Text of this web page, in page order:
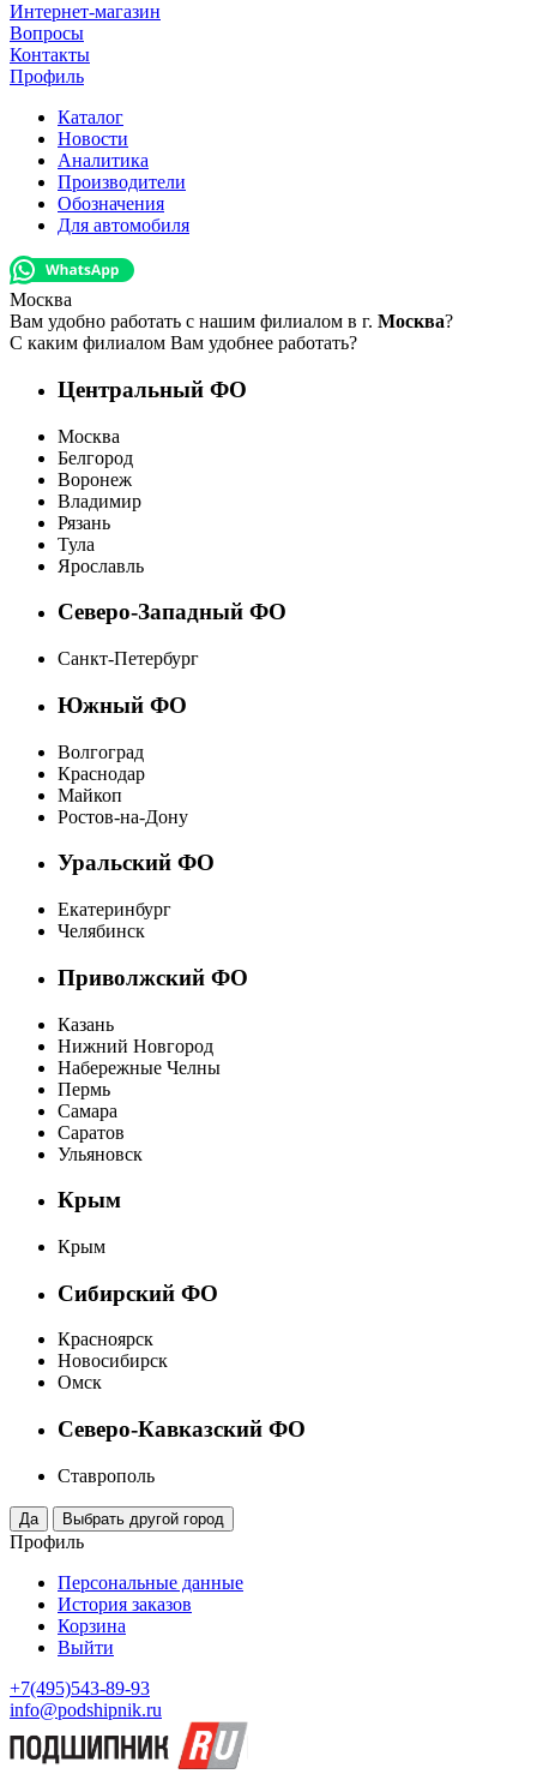
Интернет-магазин
Вопросы
Контакты
Профиль
Каталог
Новости
Аналитика
Производители
Обозначения
Для автомобиля
Москва
Вам удобно работать с нашим филиалом в г. Москва?
С каким филиалом Вам удобнее работать?
Центральный ФО
Москва
Белгород
Воронеж
Владимир
Рязань
Тула
Ярославль
Северо-Западный ФО
Санкт-Петербург
Южный ФО
Волгоград
Краснодар
Майкоп
Ростов-на-Дону
Уральский ФО
Екатеринбург
Челябинск
Приволжский ФО
Казань
Нижний Новгород
Набережные Челны
Пермь
Самара
Саратов
Ульяновск
Крым
Крым
Сибирский ФО
Красноярск
Новосибирск
Омск
Северо-Кавказский ФО
Ставрополь
Профиль
Персональные данные
История заказов
Корзина
Выйти
+7(495)543-89-93
info@podshipnik.ru